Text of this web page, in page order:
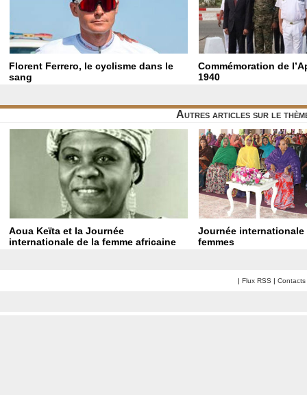
Florent Ferrero, le cyclisme dans le
sang
Commémoration de
1940
Autres articles sur le
Aoua Keïta et la Journée
internationale de la femme africaine
Journée
femmes
| Flux RSS | Contacts